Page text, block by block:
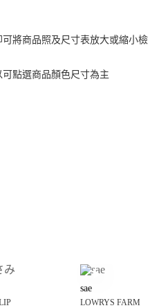
或遇審核未通過，訂單將自動取
未達大哥付你分期系統評分，恕無
付款」的支付方式。 讓您購物簡單便
不需儲值。
即可結帳。
款。
運費
將商品照及尺寸表放大或縮小檢
點選商品顏色尺寸為主
sae
LOWRYS FARM